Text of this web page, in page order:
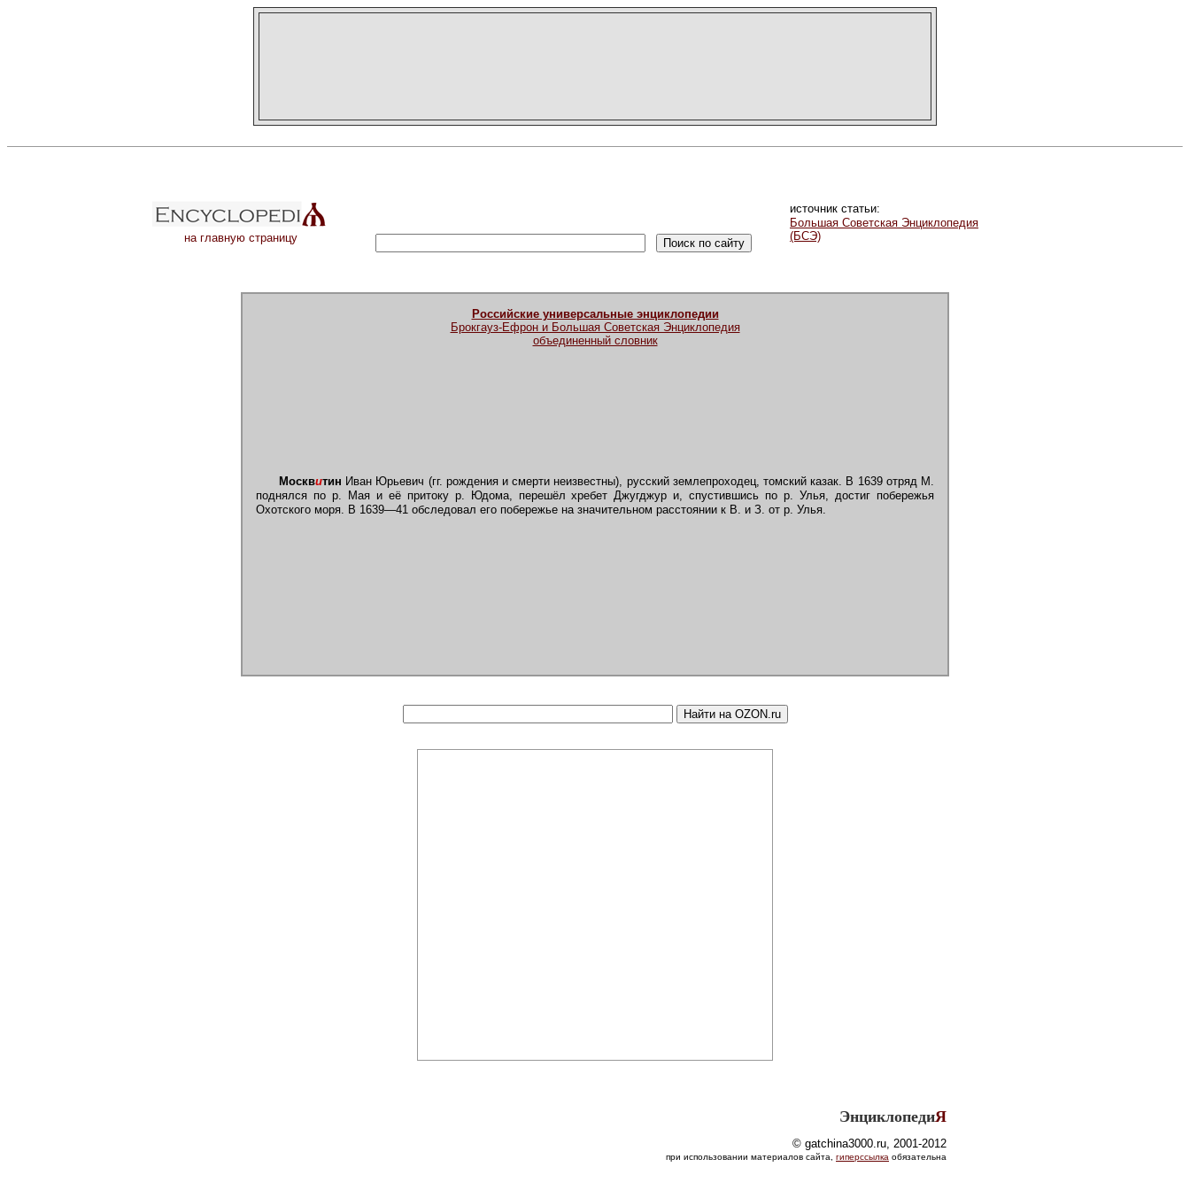
на главную страницу
источник статьи:
Большая Советская Энциклопедия
(БСЭ)
Российские универсальные энциклопедии
Брокгауз-Ефрон и Большая Советская Энциклопедия
объединенный словник
Москвитин Иван Юрьевич (гг. рождения и смерти неизвестны), русский землепроходец, томский казак. В 1639 отряд М.
поднялся по р. Мая и её притоку р. Юдома, перешёл хребет Джугджур и, спустившись по р. Улья, достиг побережья
Охотского моря. В 1639—41 обследовал его побережье на значительном расстоянии к В. и З. от р. Улья.
ЭнциклопедиЯ
© gatchina3000.ru, 2001-2012
при использовании материалов сайта, гиперссылка обязательна